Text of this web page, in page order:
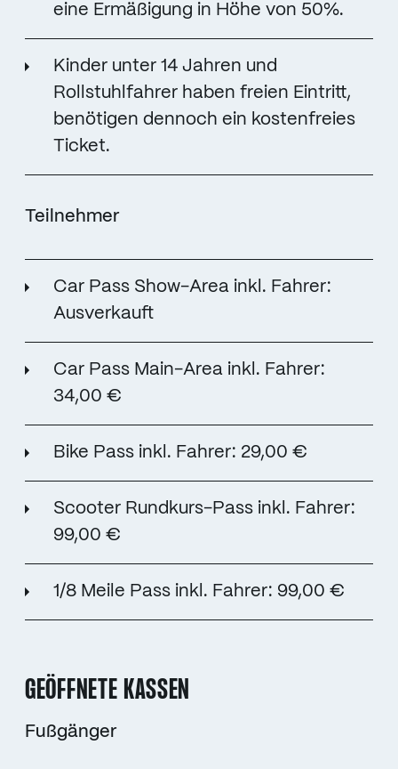
eine Ermäßigung in Höhe von 50%.
Kinder unter 14 Jahren und
Rollstuhlfahrer haben freien Eintritt,
benötigen dennoch ein kostenfreies
Ticket.
Teilnehmer
Car Pass Show-Area inkl. Fahrer:
Ausverkauft
Car Pass Main-Area inkl. Fahrer:
34,00 €
Bike Pass inkl. Fahrer: 29,00 €
Scooter Rundkurs-Pass inkl. Fahrer:
99,00 €
1/8 Meile Pass inkl. Fahrer: 99,00 €
GEÖFFNETE KASSEN
Fußgänger